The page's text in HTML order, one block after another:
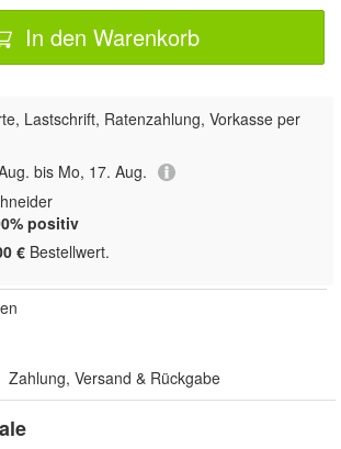
In den Warenkorb
Lastschrift, Ratenzahlung, Vorkasse per
bis Mo, 17. Aug.
positiv
€ Bestellwert.
Zahlung, Versand & Rückgabe